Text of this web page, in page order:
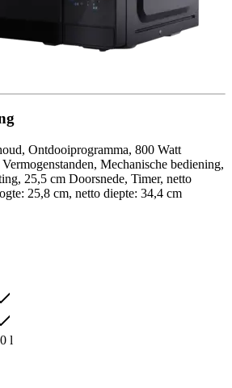
Ontdooiprogramma, 800 Watt
Mechanische bediening,
25,5 cm Doorsnede, Timer, netto
25,8 cm, netto diepte: 34,4 cm
l